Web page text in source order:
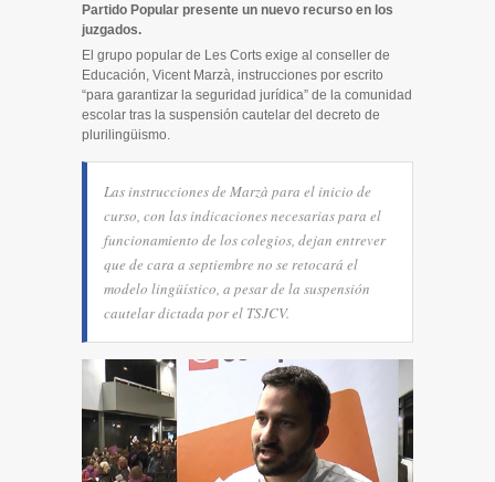
Partido Popular presente un nuevo recurso en los
juzgados.
El grupo popular de Les Corts exige al conseller de
Educación, Vicent Marzà, instrucciones por escrito
“para garantizar la seguridad jurídica” de la comunidad
escolar tras la suspensión cautelar del decreto de
plurilingüismo.
Las instrucciones de Marzà para el inicio de
curso, con las indicaciones necesarias para el
funcionamiento de los colegios, dejan entrever
que de cara a septiembre no se retocará el
modelo lingüístico, a pesar de la suspensión
cautelar dictada por el TSJCV.